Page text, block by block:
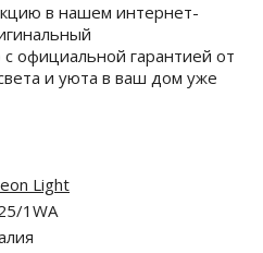
в нашем интернет-
официальной гарантией от
и уюта в ваш дом уже
Light
1WA